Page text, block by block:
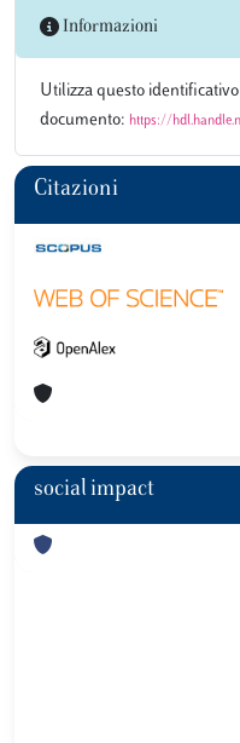
Informazioni
Utilizza questo
documento: https://
Citazioni
social impact